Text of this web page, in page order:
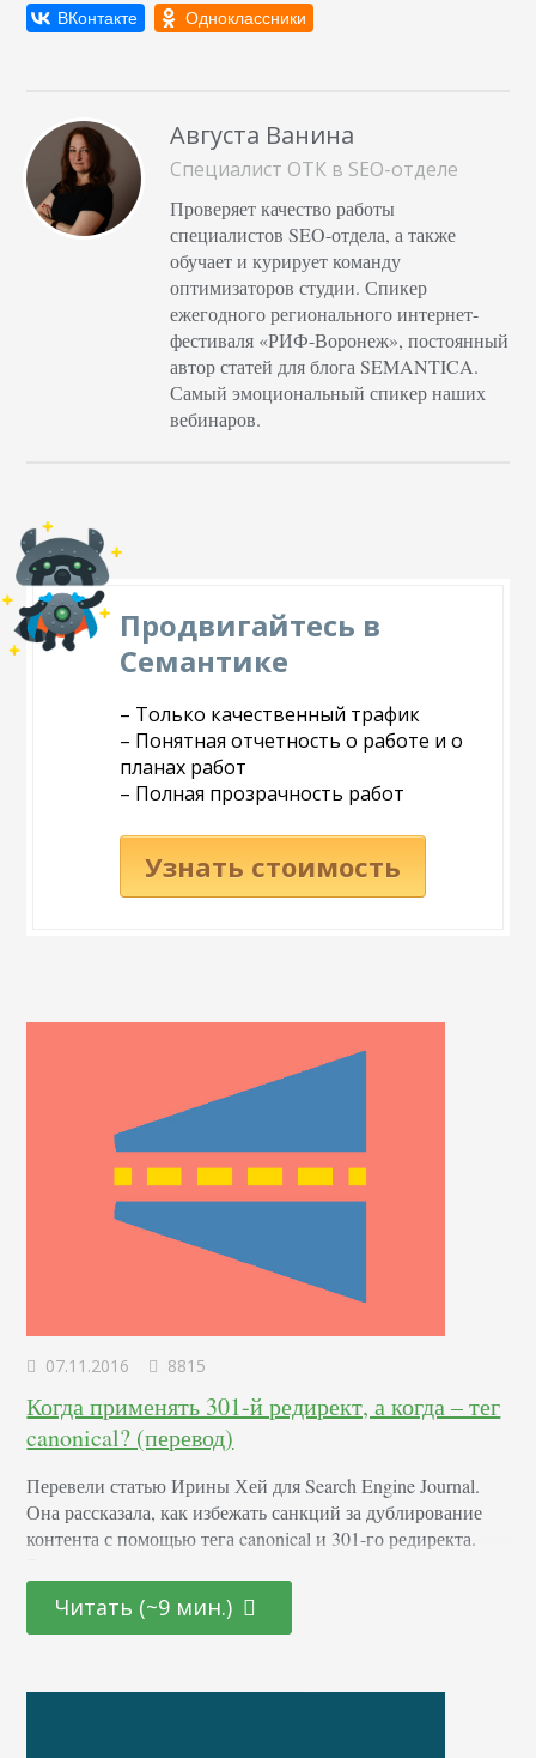
Августа Ванина
Специалист ОТК в SEO-отделе
Проверяет качество работы
специалистов SEO-отдела, а также
обучает и курирует команду
оптимизаторов студии. Спикер
ежегодного регионального интернет-
фестиваля «РИФ-Воронеж», постоянный
автор статей для блога SEMANTICA.
Самый эмоциональный спикер наших
вебинаров.
Продвигайтесь в
Семантике
– Только качественный трафик
– Понятная отчетность о работе и о
планах работ
– Полная прозрачность работ
Узнать стоимость
07.11.2016 8815
Когда применять 301-й редирект, а когда – тег
canonical? (перевод)
Перевели статью Ирины Хей для Search Engine Journal.
Она рассказала, как избежать санкций за дублирование
контента с помощью тега canonical и 301-го редиректа.
применения. Дублированный контент – это проблема
каждого вебмастера, с ней рано или поздно сталкиваются
поисковиков. Однако,…
Читать (~9 мин.)